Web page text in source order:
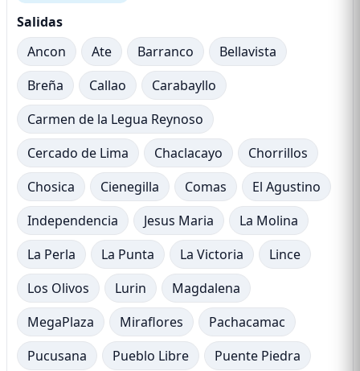
Salidas
Ancon
Ate Barranco
Bellavista
Breña
Callao
Carabayllo
Carmen de la Legua Reynoso
Cercado de Lima
Chaclacayo
Chorrillos
Chosica
Cienegilla Comas
El Agustino
Independencia
Jesus Maria
La Molina
La Perla
La Punta La Victoria
Lince
Los Olivos
Lurin
Magdalena
MegaPlaza
Miraflores
Pachacamac
Pucusana
Pueblo Libre
Puente Piedra